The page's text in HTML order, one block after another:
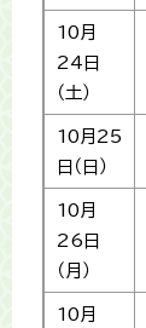
10月
24日
（土）
10月25
日（日）
10月
26日
（月）
10月